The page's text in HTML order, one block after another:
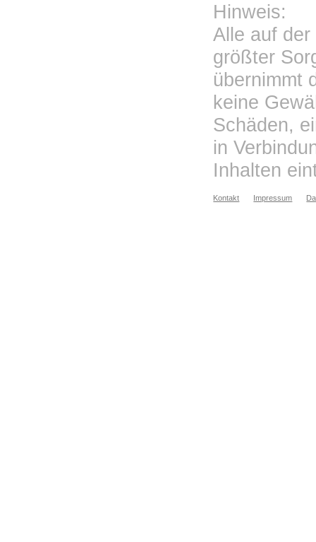
Hinweis:
Alle auf
größter
übernimmt
keine
Schäden,
in
Inhalten
Kontakt Impressum